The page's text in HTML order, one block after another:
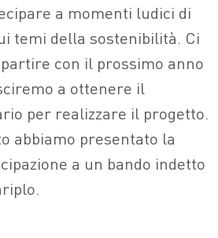
a momenti ludici di
temi della sostenibilità. Ci
con il prossimo anno
a ottenere il
per realizzare il progetto.
abbiamo presentato la
a un bando indetto